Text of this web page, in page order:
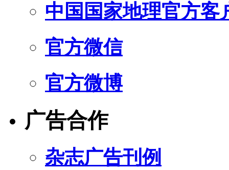
中国国家地理官方客
官方微信
官方微博
广告合作
杂志广告刊例